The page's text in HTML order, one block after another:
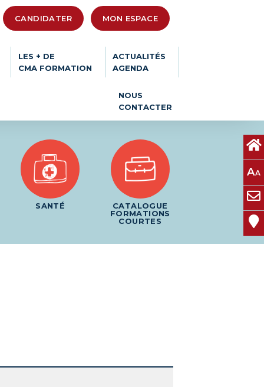
CANDIDATER MON ESPACE
LES + DE
CMA FORMATION
ACTUALITÉS
AGENDA
NOUS
CONTACTER
SANTÉ
CATALOGUE
FORMATIONS
COURTES
AA